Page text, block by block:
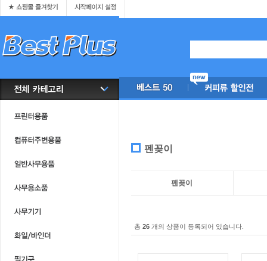
펜꽂이
펜꽂이
총 26 개의 상품이 등록되어 있습니다.